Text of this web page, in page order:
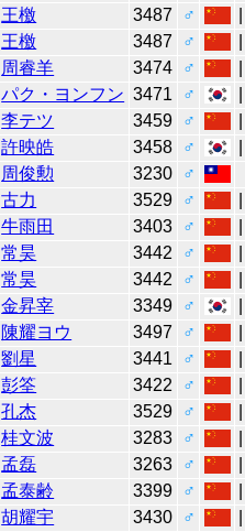
王檄 3487 ♂
王檄 3487 ♂
周睿羊 3474 ♂
パク・ヨンフン 3471 ♂
李テツ 3459 ♂
許映皓 3458 ♂
周俊勲 3230
♂
古力 3529 ♂
牛雨田 3403 ♂
常昊 3442 ♂
常昊 3442 ♂
金昇宰 3349 ♂
陳耀ヨウ 3497 ♂
劉星 3441 ♂
彭筌 3422 ♂
孔杰 3529 ♂
桂文波 3283 ♂
孟磊 3263 ♂
孟泰齢 3399 ♂
胡耀宇 3430 ♂